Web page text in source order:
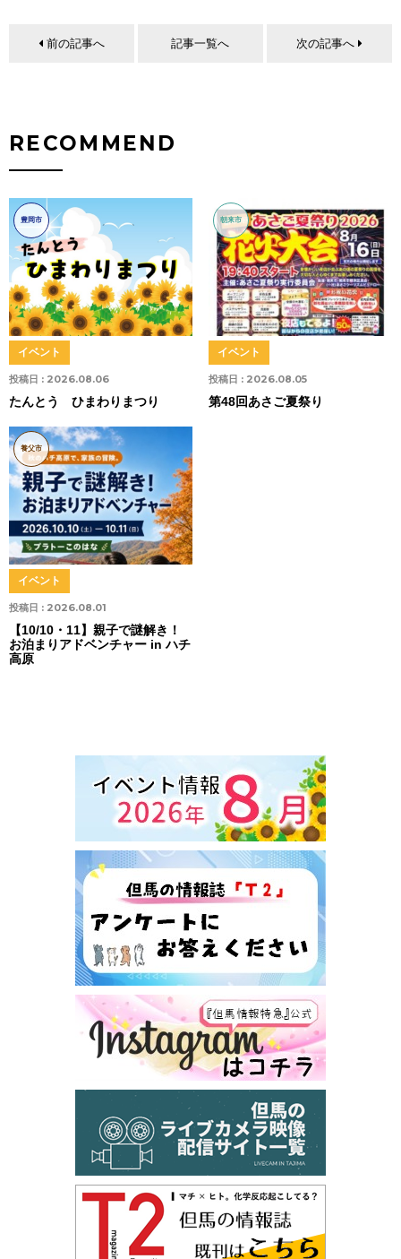
前の記事へ 記事一覧へ 次の記事へ
RECOMMEND
豊岡市
投稿日 : 2026.08.06
イベント
たんとう ひまわりまつり
朝来市
投稿日 : 2026.08.05
イベント
第48回あさご夏祭り
養父市
投稿日 : 2026.08.01
イベント
【10/10・11】親子で謎解き！
お泊まりアドベンチャー in ハチ
高原